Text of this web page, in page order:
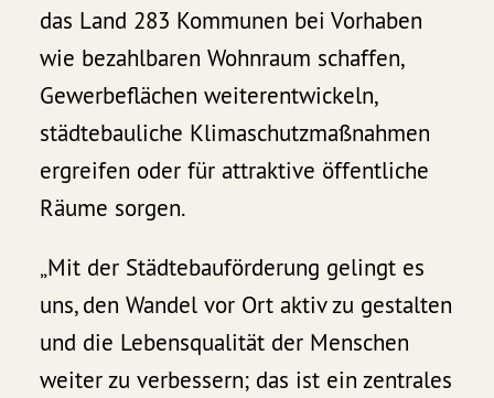
das Land 283 Kommunen bei Vorhaben
wie bezahlbaren Wohnraum schaffen,
Gewerbeflächen weiterentwickeln,
städtebauliche Klimaschutzmaßnahmen
ergreifen oder für attraktive öffentliche
Räume sorgen.
„Mit der Städtebauförderung gelingt es
uns, den Wandel vor Ort aktiv zu gestalten
und die Lebensqualität der Menschen
weiter zu verbessern; das ist ein zentrales